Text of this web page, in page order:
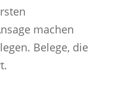
machen
Belege, die